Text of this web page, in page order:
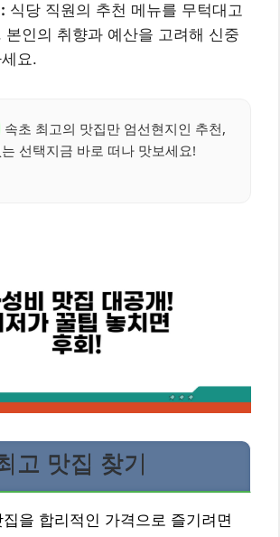
식당 직원의 추천 메뉴를 무턱대고
본인의 취향과 예산을 고려해 신중
요.
속초 최고의 맛집만 엄선현지인 추천,
선택지금 바로 떠나 맛보세요!
고 맛집 찾기
을 합리적인 가격으로 즐기려면